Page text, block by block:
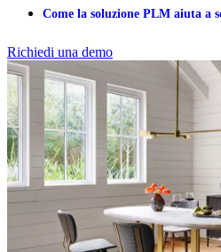
Come la soluzione PLM aiuta a
Richiedi una demo